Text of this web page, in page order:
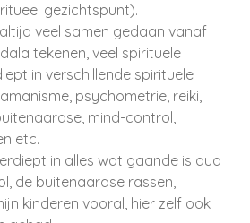
gezichtspunt).
veel samen gedaan vanaf
tekenen, veel spirituele
in verschillende spirituele
psychometrie, reiki,
mind-control,
etc.
in alles wat gaande is qua
de buitenaardse rassen,
kinderen vooral, hier zelf ook